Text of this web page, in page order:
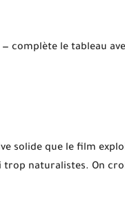
complète le tableau
solide que le film
naturalistes. On